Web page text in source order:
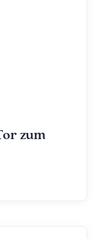
zum